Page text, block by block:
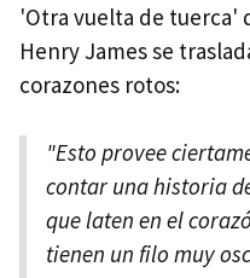
'Otra vuelta de tuerca'
Henry James se
corazones rotos:
"Esto provee
contar una historia
que laten en el
tienen un filo muy